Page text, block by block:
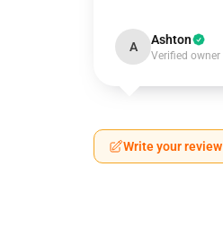
A Ashton
Verified owner
Write your review